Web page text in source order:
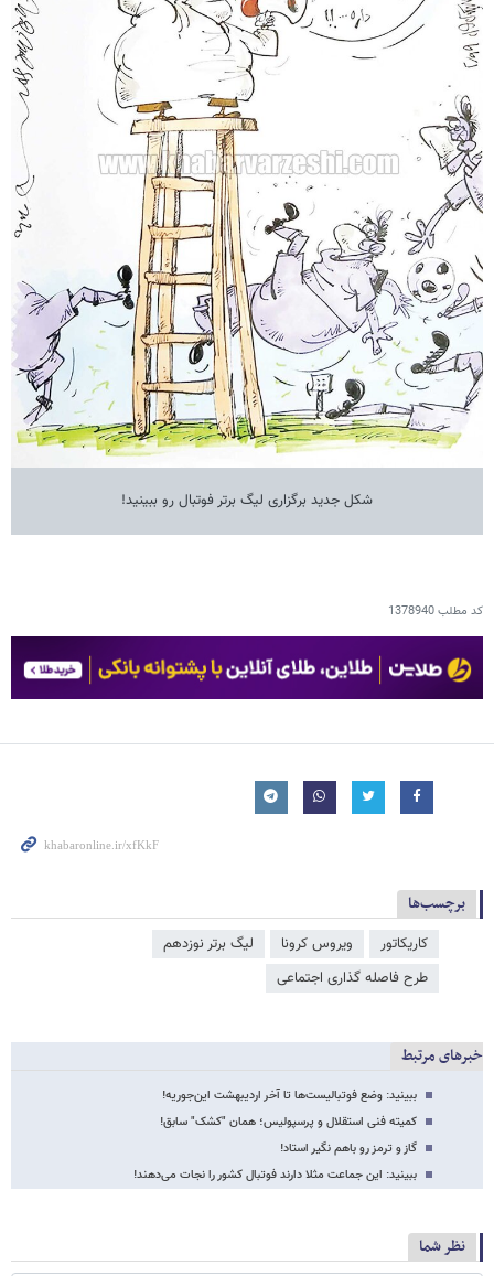
شکل جدید برگزاری لیگ برتر فوتبال رو ببینید!
کد مطلب1378940
برچسب‌ها
کاریکاتور ویروس کرونا
لیگ برتر نوزدهم
طرح فاصله گذاری اجتماعی
خبرهای مرتبط
ببینید: وضع فوتبالیست‌ها تا آخر اردیبهشت این‌جوریه!
کمیته فنی استقلال و پرسپولیس؛ همان "کشک" سابق!
گاز و ترمز رو باهم نگیر استاد!
ببینید: این جماعت مثلا دارند فوتبال کشور را نجات می‌دهند!
نظر شما